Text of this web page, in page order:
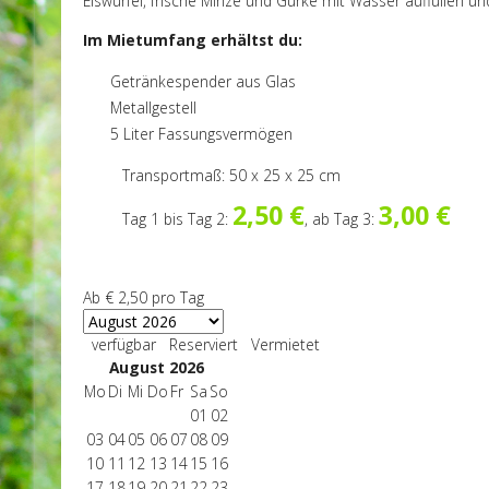
Im Mietumfang erhältst du:
Getränkespender aus Glas
Metallgestell
5 Liter Fassungsvermögen
Transportmaß: 50 x 25 x 25 cm
Tag 1 bis Tag 2: 2,50 €, ab Tag 3: 3,00 €
Ab € 2,50 pro Tag
verfügbar Reserviert
Vermietet
August 2026
Mo Di Mi Do Fr Sa So
01 02
03 0405 06 07 08 09
10 11 12 13 1415 16